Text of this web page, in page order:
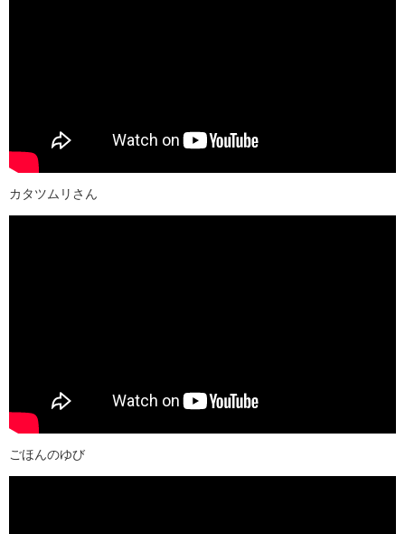
カタツムリさん
ごほんのゆび